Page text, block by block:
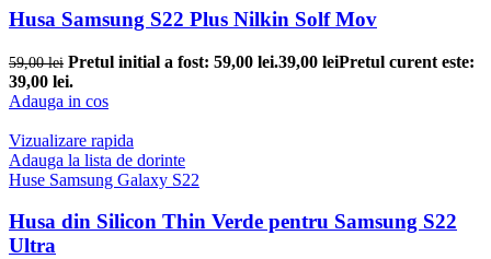
Husa Samsung S22 Plus Nilkin Solf Mov
59,00lei Pretul initial a fost: 59,00 lei.39,00 leiPretul curent este:
39,00 lei.
Adauga in cos
Vizualizare rapida
Adauga la lista de dorinte
Huse Samsung Galaxy S22
Husa din Silicon Thin Verde pentru Samsung S22
Ultra